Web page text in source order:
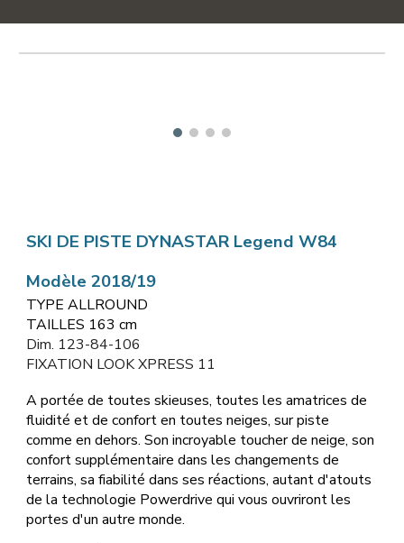
SKI DE PISTE DYNASTAR Legend W84
Modèle 2018/19
TYPE ALLROUND
TAILLES 163 cm
Dim. 123-84-106
FIXATION LOOK XPRESS 11
A portée de toutes skieuses, toutes les amatrices de
fluidité et de confort en toutes neiges, sur piste
comme en dehors. Son incroyable toucher de neige, son
confort supplémentaire dans les changements de
terrains, sa fiabilité dans ses réactions, autant d'atouts
de la technologie Powerdrive qui vous ouvriront les
portes d'un autre monde.